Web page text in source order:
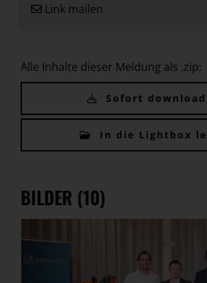
Link mailen
Alle Inhalte dieser Meldung als .zip:
Sofort
In die Lightbox
BILDER (10)